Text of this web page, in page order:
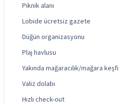
Piknik alanı
Lobide ücretsiz gazete
Düğün organizasyonu
Plaj havlusu
Yakında mağaracılık/mağara keşfi
Valiz dolabı
Hızlı check-out